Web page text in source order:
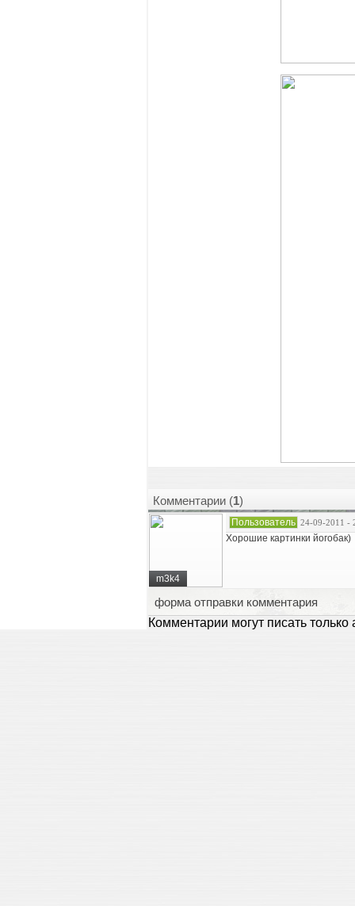
Комментарии (1)
m3k4
Пользователь 24-09-2011 -
Хорошие картинки йогобак)
форма отправки комментария
Комментарии могут писать